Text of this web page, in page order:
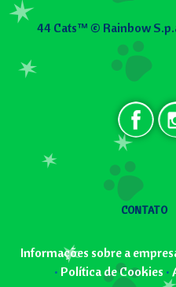
44 Cats™ © Rainbow
User
CONTATO
Informações sobre a
• Política de Cookies •